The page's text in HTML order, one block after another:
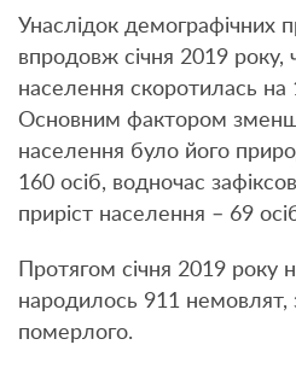
Унаслідок демографічних
впродовж січня 2019 року,
населення скоротилась на
Основним фактором
населення було його
160 осіб, водночас
приріст населення – 69
Протягом січня 2019 року
народилось 911 немовлят,
померлого.